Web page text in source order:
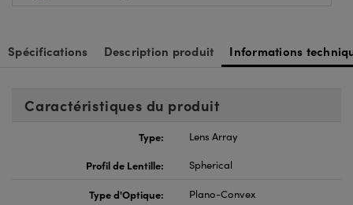
Spécifications Description produit Informations
Caractéristiques du produit
Type:
Lens Array
Profil de Lentille:
Spherical
Type d'Optique: Plano-Convex